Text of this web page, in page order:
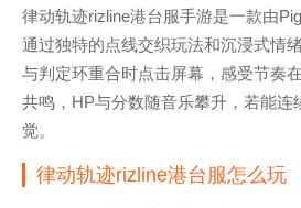
律动轨迹rizline港台服手游是一款由
通过独特的点线交织玩法和沉浸式情
与判定环重合时点击屏幕，感受节奏
共鸣，HP与分数随音乐攀升，若能
觉。
律动轨迹rizline港台服怎么玩